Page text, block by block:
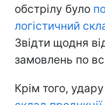
обстрілу було
логістичний
Звідти щодня
замовлень по
Крім того, удару